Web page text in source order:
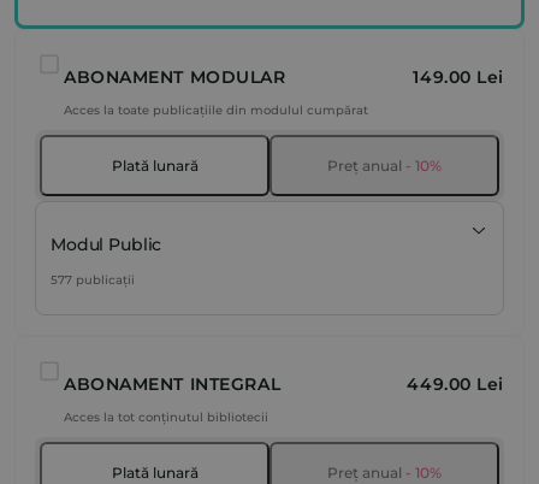
ABONAMENT MODULAR 149.00 Lei
Acces la toate publicațiile din modulul cumpărat
Plată lunară Preț anual - 10%
Modul Public
577 publicații
ABONAMENT INTEGRAL 449.00 Lei
Acces la tot conținutul bibliotecii
Plată lunară Preț anual - 10%